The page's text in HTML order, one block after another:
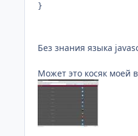
}
Без знания языка
Может это косяк моей